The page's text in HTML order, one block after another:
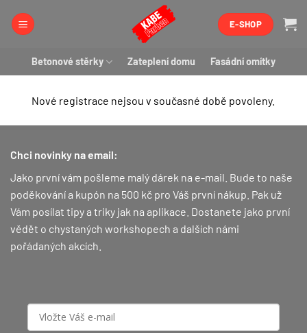
E-SHOP
Betonové stěrky Zateplení domu Fasádní omítky
Nové registrace nejsou v současné době povoleny.
Chci novinky na email:
Jako první vám pošleme malý dárek na e-mail. Bude to naše
poděkování a kupón na 500 kč pro Váš první nákup. Pak už
Vám posílat tipy a triky jak na aplikace. Dostanete jako první
vědět o chystaných workshopech a dalších námi
pořádaných akcích.